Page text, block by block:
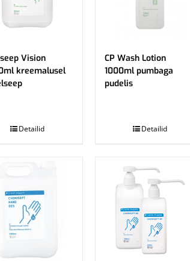
Vision
kreemalusel
Detailid
CP Wash Lotion
1000ml pumbaga
pudelis
Detailid